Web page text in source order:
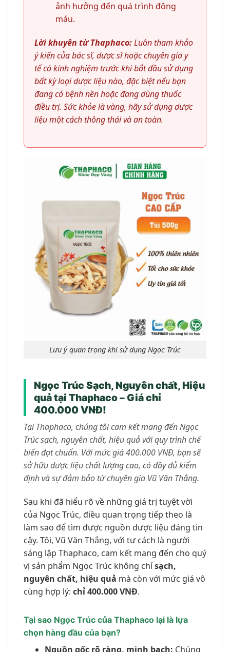
ảnh hưởng đến quá trình đông
máu.
Lời khuyên từ Thaphaco:Luôn tham khảo
ý kiến của bác sĩ, dược sĩ hoặc chuyên gia y
tế có kinh nghiệm trước khi bắt đầu sử dụng
bất kỳ loại dược liệu nào, đặc biệt nếu bạn
đang có bệnh nền hoặc đang dùng thuốc
điều trị. Sức khỏe là vàng, hãy sử dụng dược
liệu một cách thông thái và an toàn.
Lưu ý quan trọng khi sử dụng Ngọc Trúc
Ngọc Trúc Sạch, Nguyên chất, Hiệu
quả tại Thaphaco – Giá chỉ
400.000 VNĐ!
Tại Thaphaco, chúng tôi cam kết mang đến Ngọc
Trúc sạch, nguyên chất, hiệu quả với quy trình chế
biến đạt chuẩn. Với mức giá 400.000 VNĐ, bạn sẽ
sở hữu dược liệu chất lượng cao, có đầy đủ kiểm
định và sự đảm bảo từ chuyên gia Vũ Văn Thắng.
Sau khi đã hiểu rõ về những giá trị tuyệt vời
của Ngọc Trúc, điều quan trọng tiếp theo là
làm sao để tìm được nguồn dược liệu đáng tin
cậy. Tôi, Vũ Văn Thắng, với tư cách là người
sáng lập Thaphaco, cam kết mang đến cho quý
vị sản phẩm Ngọc Trúc không chỉsạch,
nguyên chất, hiệu quả mà còn với mức giá vô
cùng hợp lý: chỉ 400.000 VNĐ.
Tại sao Ngọc Trúc của Thaphaco lại là lựa
chọn hàng đầu của bạn?
Nguồn gốc rõ ràng, minh bạch: Chúng